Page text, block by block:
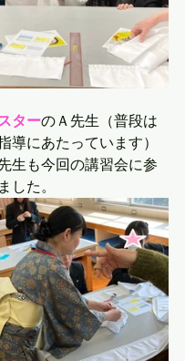
ターのＡ先生（普段は
導にあたっています）
生も今回の講習会に参
した。